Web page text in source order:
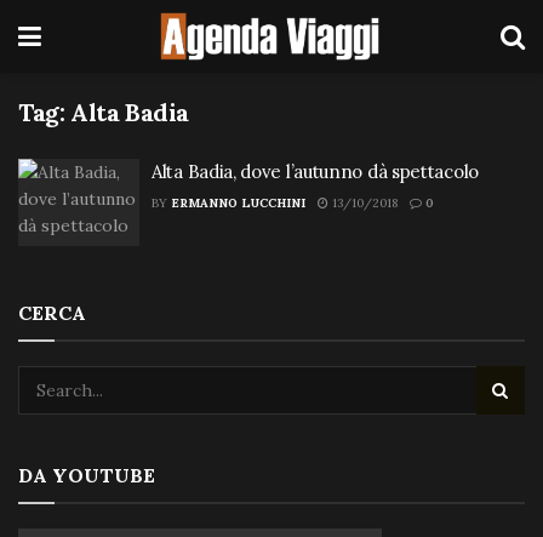
Tag: Alta Badia
Alta Badia, dove l’autunno dà spettacolo
BY ERMANNO LUCCHINI 13/10/2018 0
CERCA
DA YOUTUBE